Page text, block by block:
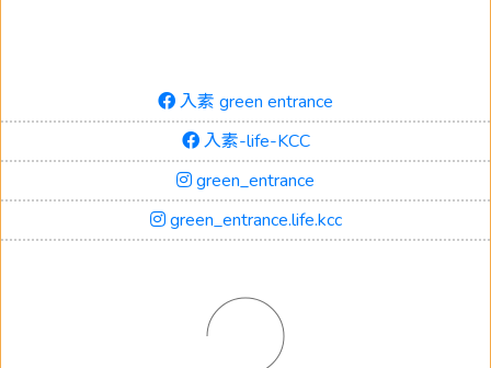
入素 green entrance
入素-life-KCC
green_entrance
green_entrance.life.kcc